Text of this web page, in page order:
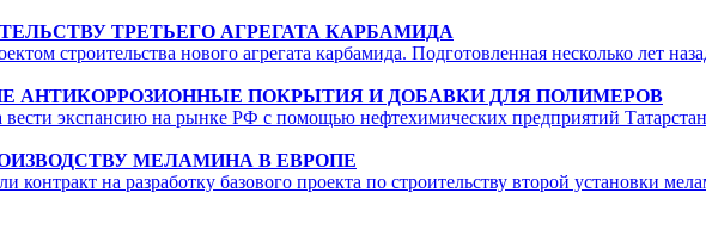
ТРЕТЬЕГО АГРЕГАТА КАРБАМИДА
строительства нового агрегата карбамида. Подготовленная несколько лет
АНТИКОРРОЗИОННЫЕ ПОКРЫТИЯ И ДОБАВКИ ДЛЯ ПОЛИМЕРОВ
экспансию на рынке РФ с помощью нефтехимических предприятий
МЕЛАМИНА В ЕВРОПЕ
на разработку базового проекта по строительству второй установки